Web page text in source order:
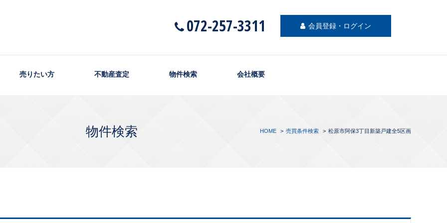
072-257-3311 会員登録・ログイン
売りたい方 不動産査定 物件検索 会社概要
物件検索 HOME 売買条件検索 松原市阿保3丁目新築戸建全5区画